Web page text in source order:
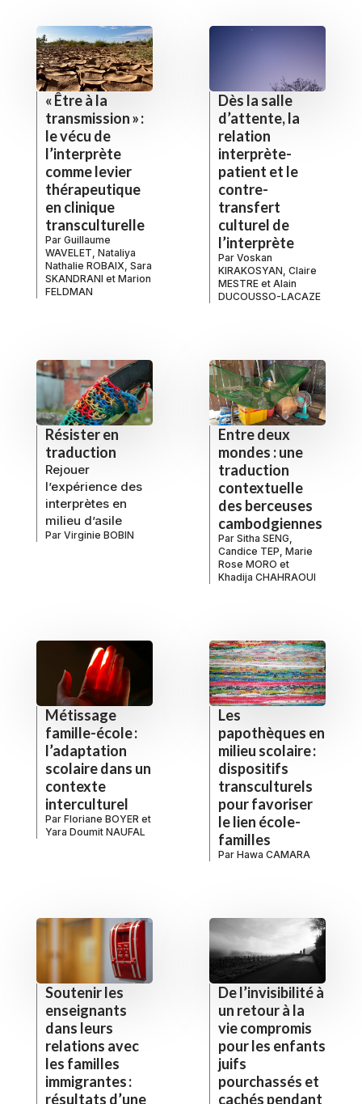
« Être à la
transmission » :
le vécu de
l’interprète
comme levier
thérapeutique
en clinique
transculturelle
Par Guillaume
WAVELET Nataliya
Nathalie ROBAIX Sara
SKANDRANI et Marion
FELDMAN
Dès la salle
d’attente, la
relation
interprète-
patient et le
contre-
transfert
culturel de
l’interprète
Par Voskan
KIRAKOSYAN Claire
MESTRE et Alain
DUCOUSSO-LACAZE
Résister en
traduction
Rejouer
l’expérience des
interprètes en
milieu d’asile
Par Virginie BOBIN
Entre deux
mondes : une
traduction
contextuelle
des berceuses
cambodgiennes
Par Sitha SENG
Candice TEP Marie
Rose MORO et
Khadija CHAHRAOUI
Métissage
famille-école :
l’adaptation
scolaire dans un
contexte
interculturel
Par Floriane BOYER et
Yara Doumit NAUFAL
Les
papothèques en
milieu scolaire :
dispositifs
transculturels
pour favoriser
le lien école-
familles
Par Hawa CAMARA
Soutenir les
enseignants
dans leurs
relations avec
les familles
immigrantes :
résultats d’une
De l’invisibilité à
un retour à la
vie compromis
pour les enfants
juifs
pourchassés et
cachés pendant